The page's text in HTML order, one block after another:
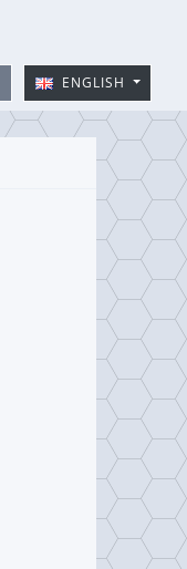
ENGLISH